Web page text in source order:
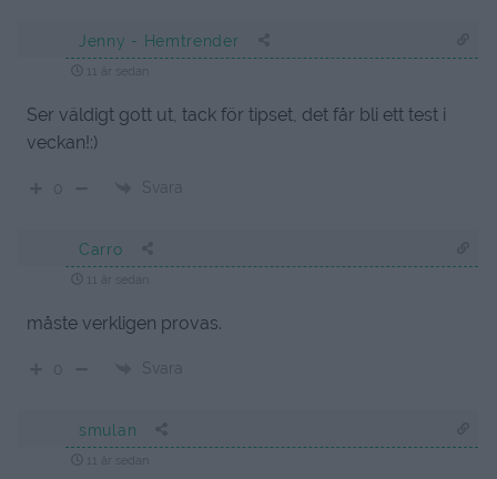
Jenny - Hemtrender
11 år sedan
Ser väldigt gott ut, tack för tipset, det får bli ett test i
veckan!:)
Svara
Carro
11 år sedan
måste verkligen provas.
Svara
smulan
11 år sedan